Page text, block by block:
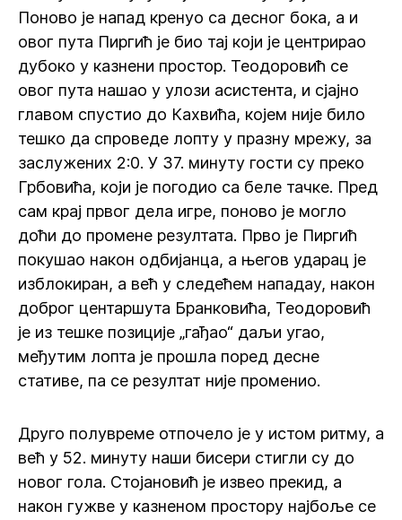
Поново је напад кренуо са десног бока, а и
овог пута Пиргић је био тај који је центрирао
дубоко у казнени простор. Теодоровић се
овог пута нашао у улози асистента, и сјајно
главом спустио до Кахвића, којем није било
тешко да спроведе лопту у празну мрежу, за
заслужених 2:0. У 37. минуту гости су преко
Грбовића, који је погодио са беле тачке. Пред
сам крај првог дела игре, поново је могло
доћи до промене резултата. Прво је Пиргић
покушао након одбијанца, а његов ударац је
изблокиран, а већ у следећем нападау, након
доброг центаршута Бранковића, Теодоровић
је из тешке позиције „гађао“ даљи угао,
међутим лопта је прошла поред десне
стативе, па се резултат није променио.
Друго полувреме отпочело је у истом ритму, а
већ у 52. минуту наши бисери стигли су до
новог гола. Стојановић је извео прекид, а
након гужве у казненом простору најбоље се